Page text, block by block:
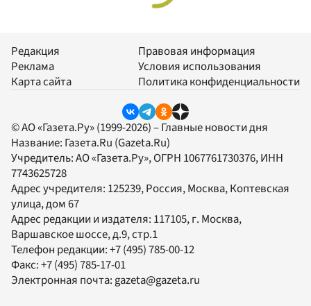
Редакция
Реклама
Карта сайта
Правовая информация
Условия использования
Политика конфиденциальности
© АО «Газета.Ру» (1999-2026) – Главные новости дня
Название: Газета.Ru (Gazeta.Ru)
Учредитель:АО «Газета.Ру», ОГРН 1067761730376, ИНН
7743625728
Адрес учредителя: 125239, Россия, Москва, Коптевская
улица, дом 67
Адрес редакции и издателя: 117105, г. Москва,
Варшавское шоссе, д.9, стр.1
Телефон редакции:+7 (495) 785-00-12
Факс:+7 (495) 785-17-01
Электронная почта:gazeta@gazeta.ru